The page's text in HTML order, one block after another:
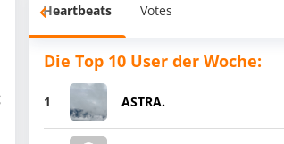
Heartbeats Votes
Die Top 10 User der Woche:
1 ASTRA.